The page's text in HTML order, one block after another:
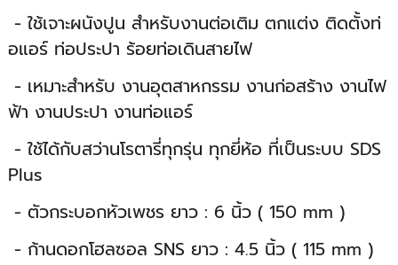
- ใช้เจาะผนังปูน สำหรับงานต่อเติม ตกแต่ง ติดตั้งท่
อแอร์ ท่อประปา ร้อยท่อเดินสายไฟ
- เหมาะสำหรับ งานอุตสาหกรรม งานก่อสร้าง งานไฟ
ฟ้า งานประปา งานท่อแอร์
- ใช้ได้กับสว่านโรตารี่ทุกรุ่น ทุกยี่ห้อ ที่เป็นระบบ SDS
Plus
- ตัวกระบอกหัวเพชร ยาว : 6 นิ้ว ( 150 mm )
- ก้านดอกโฮลซอล SNS ยาว : 4.5 นิ้ว ( 115 mm )